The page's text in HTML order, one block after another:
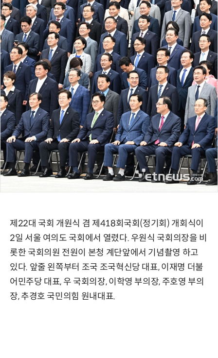
제22대 국회 개원식 겸 제418회국회(정기회) 개회식이
2일 서울 여의도 국회에서 열렸다. 우원식 국회의장을 비
롯한 국회의원 전원이 본청 계단앞에서 기념촬영 하고
있다. 앞줄 왼쪽부터 조국 조국혁신당 대표, 이재명 더불
어민주당 대표, 우 국회의장, 이학영 부의장, 주호영 부의
장, 추경호 국민의힘 원내대표.